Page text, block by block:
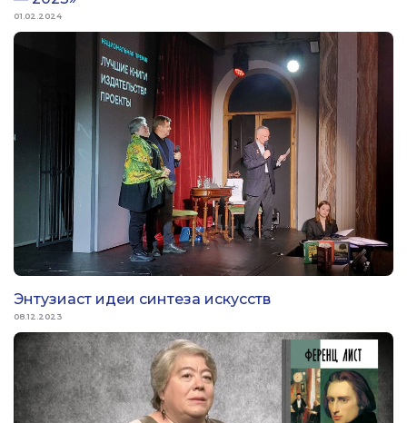
01.02.2024
Энтузиаст идеи синтеза искусств
08.12.2023